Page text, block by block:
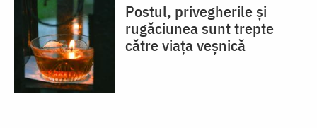
Postul, privegherile și
rugăciunea sunt trepte
către viața veșnică